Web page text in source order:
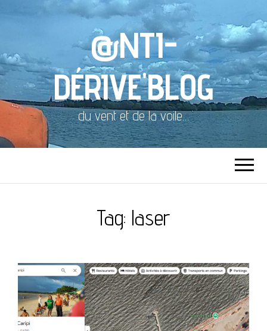
@NTI-
DÉRIVE'BLOG
du vent et de la voile…
Tag: laser